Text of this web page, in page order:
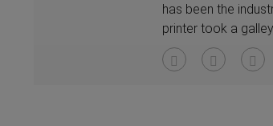
has been the
printer took a